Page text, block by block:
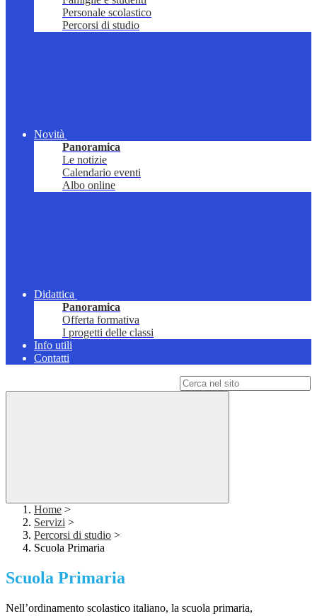
Personale scolastico
Percorsi di studio
Novità
Panoramica
Le notizie
Calendario eventi
Albo online
Didattica
Panoramica
Offerta formativa
I progetti delle classi
Info utili
Contatti
Home >
Servizi >
Percorsi di studio >
Scuola Primaria
Scuola Primaria
Nell’ordinamento scolastico italiano, la scuola primaria,